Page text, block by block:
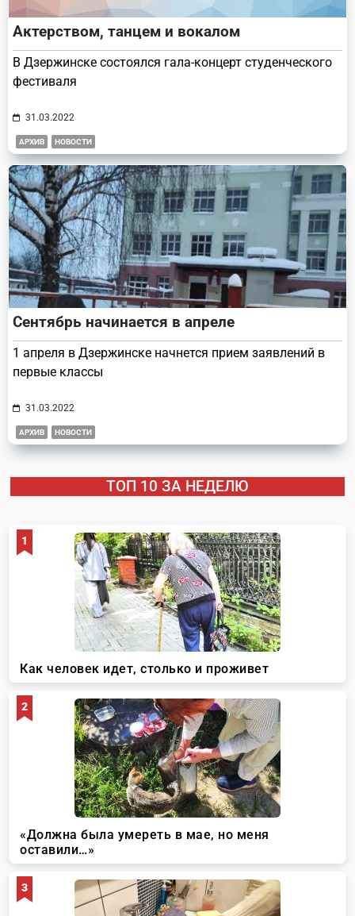
Актерством, танцем и вокалом
В Дзержинске состоялся гала-концерт студенческого
фестиваля
31.03.2022
АРХИВ НОВОСТИ
Сентябрь начинается в апреле
1 апреля в Дзержинске начнется прием заявлений в
первые классы
31.03.2022
АРХИВ НОВОСТИ
ТОП 10 ЗА НЕДЕЛЮ